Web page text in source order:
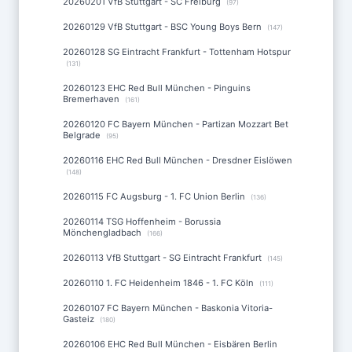
(97)
20260129 VfB Stuttgart - BSC Young Boys Bern (147)
20260128 SG Eintracht Frankfurt - Tottenham Hotspur
(131)
20260123 EHC Red Bull München - Pinguins
Bremerhaven
(161)
20260120 FC Bayern München - Partizan Mozzart Bet
Belgrade
(95)
20260116 EHC Red Bull München - Dresdner Eislöwen
(148)
20260115 FC Augsburg - 1. FC Union Berlin (136)
20260114 TSG Hoffenheim - Borussia
Mönchengladbach
(166)
20260113 VfB Stuttgart - SG Eintracht Frankfurt (145)
20260110 1. FC Heidenheim 1846 - 1. FC Köln (111)
20260107 FC Bayern München - Baskonia Vitoria-
Gasteiz
(180)
20260106 EHC Red Bull München - Eisbären Berlin